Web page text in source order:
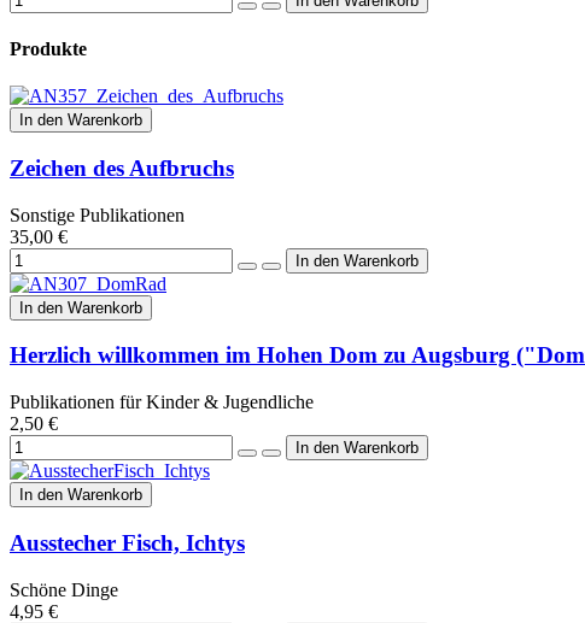
Produkte
In den Warenkorb
Zeichen des Aufbruchs
Sonstige Publikationen
35,00 €
In den Warenkorb
Herzlich willkommen im Hohen Dom zu Augsburg
Publikationen für Kinder & Jugendliche
2,50 €
In den Warenkorb
Ausstecher Fisch, Ichtys
Schöne Dinge
4,95 €